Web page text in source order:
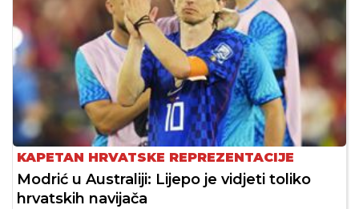
KAPETAN HRVATSKE REPREZENTACIJE
Modrić u Australiji: Lijepo je vidjeti toliko
hrvatskih navijača